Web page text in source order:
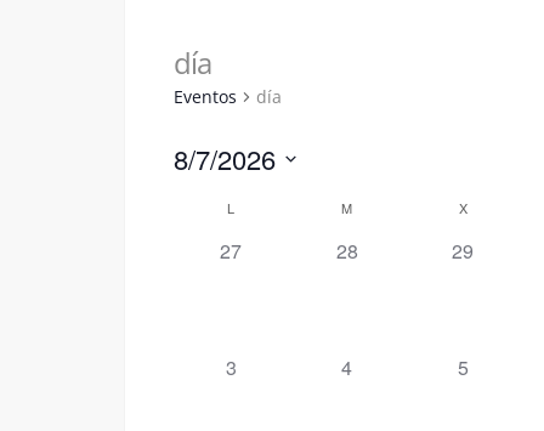
día
Eventos día
8/7/2026
Calendario
L M X
0
27
0
28
0
29
0
3
0
4
0
5